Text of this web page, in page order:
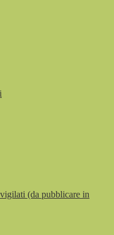
(da pubblicare in